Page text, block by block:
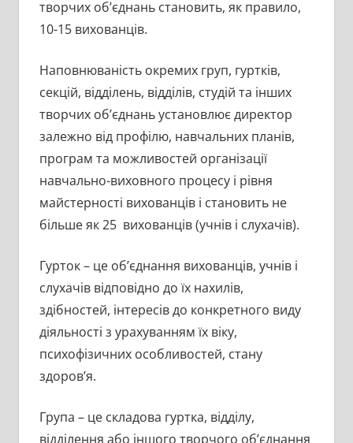
творчих об’єднань становить, як правило,
10-15 вихованців.
Наповнюваність окремих груп, гуртків,
секцій, відділень, відділів, студій та інших
творчих об’єднань установлює директор
залежно від профілю, навчальних планів,
програм та можливостей організації
навчально-виховного процесу і рівня
майстерності вихованців і становить не
більше як 25 вихованців (учнів і слухачів).
Гурток – це об’єднання вихованців, учнів і
слухачів відповідно до їх нахилів,
здібностей, інтересів до конкретного виду
діяльності з урахуванням їх віку,
психофізичних особливостей, стану
здоров’я.
Група – це складова гуртка, відділу,
відділення або іншого творчого об’єднання